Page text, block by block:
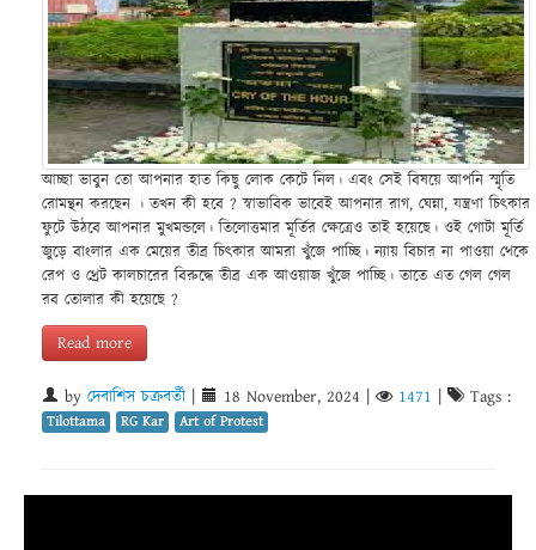
আচ্ছা ভাবুন তো আপনার হাত কিছু লোক কেটে নিল। এবং সেই বিষয়ে আপনি স্মৃতি
রোমন্থন করছেন । তখন কী হবে ? স্বাভাবিক ভাবেই আপনার রাগ, ঘেন্না, যন্ত্রণা চিৎকার
ফুটে উঠবে আপনার মুখমন্ডলে। তিলোত্তমার মূর্তির ক্ষেত্রেও তাই হয়েছে। ওই গোটা মূর্তি
জুড়ে বাংলার এক মেয়ের তীব্র চিৎকার আমরা খুঁজে পাচ্ছি। ন্যায় বিচার না পাওয়া থেকে
রেপ ও থ্রেট কালচারের বিরুদ্ধে তীব্র এক আওয়াজ খুঁজে পাচ্ছি। তাতে এত গেল গেল
রব তোলার কী হয়েছে ?
Read more
by দেবাশিস চক্রবর্তী 18 November, 2024 1471 Tags :
Tilottama RG Kar Art of Protest